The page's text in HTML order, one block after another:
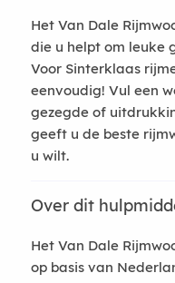
Het Van Dale
die u helpt om leuke
Voor Sinterklaas
eenvoudig! Vul een
gezegde of
geeft u de beste
u wilt.
Over dit
Het Van Dale
op basis van